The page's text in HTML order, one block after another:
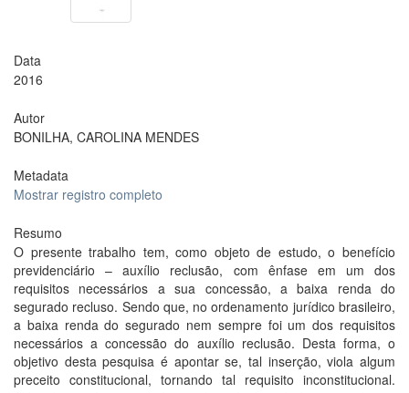
Data
2016
Autor
BONILHA, CAROLINA MENDES
Metadata
Mostrar registro completo
Resumo
O presente trabalho tem, como objeto de estudo, o benefício
previdenciário – auxílio reclusão, com ênfase em um dos
requisitos necessários a sua concessão, a baixa renda do
segurado recluso. Sendo que, no ordenamento jurídico brasileiro,
a baixa renda do segurado nem sempre foi um dos requisitos
necessários a concessão do auxílio reclusão. Desta forma, o
objetivo desta pesquisa é apontar se, tal inserção, viola algum
preceito constitucional, tornando tal requisito inconstitucional.